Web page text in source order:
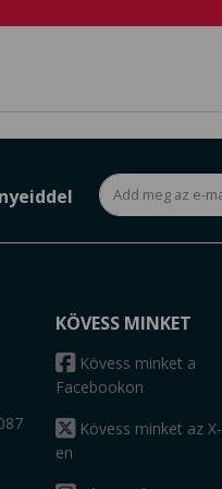
KÖVESS MINKET
Kövess minket a
Facebookon
Kövess minket az X-
en